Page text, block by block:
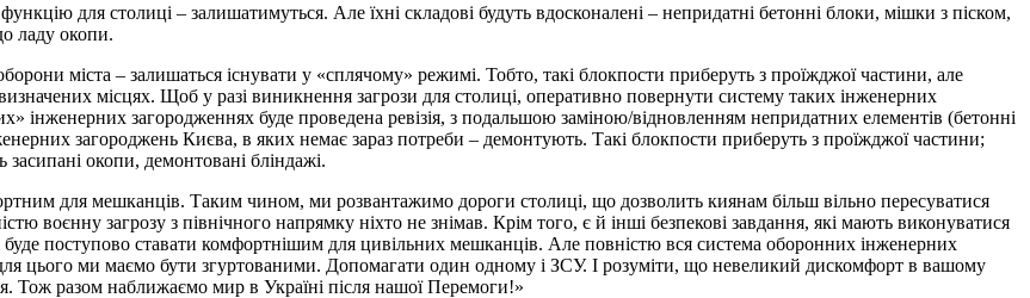
для столиці – залишатимуться. Але їхні складові будуть вдосконалені – непридатні бетонні блоки, мішки з піском,
ладу окопи.
міста – залишаться існувати у «сплячому» режимі. Тобто, такі блокпости приберуть з проїжджої частини, але
місцях. Щоб у разі виникнення загрози для столиці, оперативно повернути систему таких інженерних
загородженнях буде проведена ревізія, з подальшою заміною/відновленням непридатних елементів (бетонні
загороджень Києва, в яких немає зараз потреби – демонтують. Такі блокпости приберуть з проїжджої частини;
окопи, демонтовані бліндажі.
для мешканців. Таким чином, ми розвантажимо дороги столиці, що дозволить киянам більш вільно пересуватися
воєнну загрозу з північного напрямку ніхто не знімав. Крім того, є й інші безпекові завдання, які мають виконуватися
поступово ставати комфортнішим для цивільних мешканців. Але повністю вся система оборонних інженерних
цього ми маємо бути згуртованими. Допомагати один одному і ЗСУ. І розуміти, що невеликий дискомфорт в вашому
Тож разом наближаємо мир в Україні після нашої Перемоги!»